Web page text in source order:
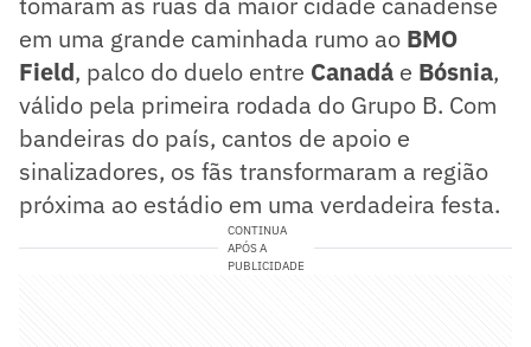
em uma grande caminhada rumo ao BMO
Field, palco do duelo entre Canadá e Bósnia,
válido pela primeira rodada do Grupo B. Com
bandeiras do país, cantos de apoio e
sinalizadores, os fãs transformaram a região
próxima ao estádio em uma verdadeira festa.
CONTINUA
APÓS A
PUBLICIDADE